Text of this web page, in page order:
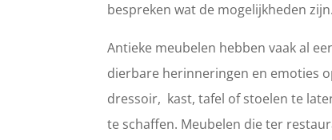
bespreken wat de mogelijkheden zijn.
Antieke meubelen hebben vaak al
dierbare herinneringen en emoties
dressoir, kast, tafel of stoelen te
te schaffen. Meubelen die ter